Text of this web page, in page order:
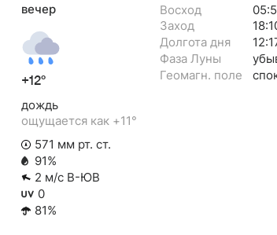
вечер
+12°
дождь
ощущается как +11°
571 мм рт. ст.
91%
2 м/с В-ЮВ
0
81%
Восход
Заход
Долгота дня
Фаза Луны
Геомагн. поле